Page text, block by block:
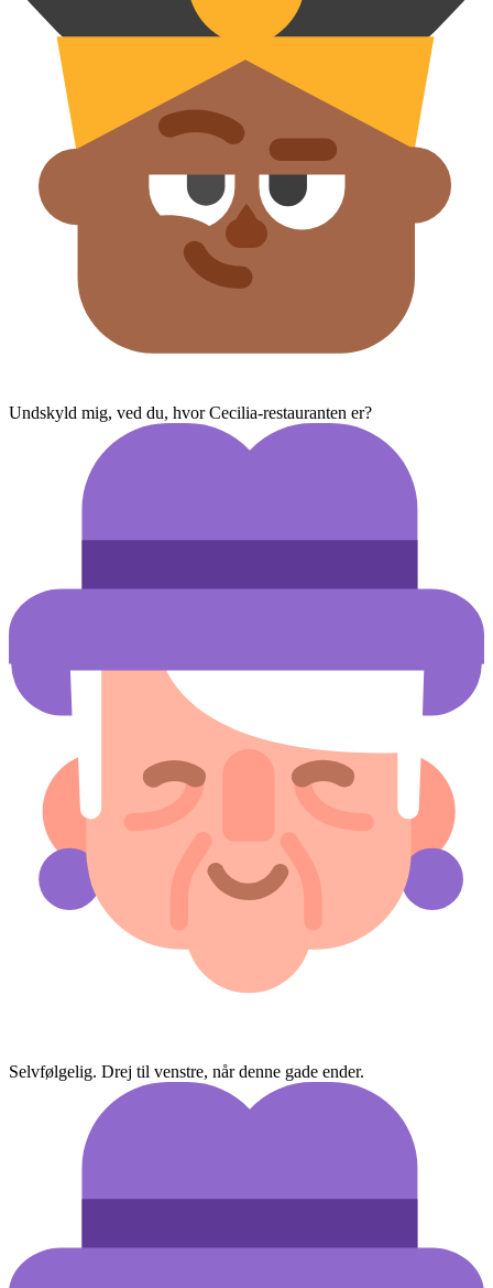
Undskyld mig, ved du, hvor Cecilia-restauranten er?
Selvfølgelig. Drej til venstre, når denne gade ender.